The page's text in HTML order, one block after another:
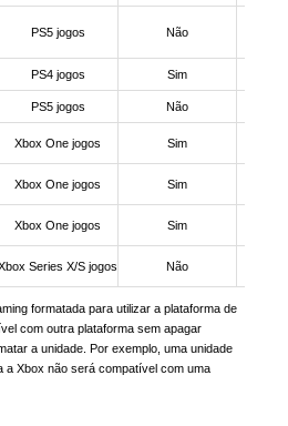
PS5 jogos Não
PS4 jogos Sim
PS5 jogos Não
Xbox One jogos Sim
Xbox One jogos Sim
Xbox One jogos Sim
Series X/S jogos Não
formatada para utilizar a plataforma de
com outra plataforma sem apagar
a unidade. Por exemplo, uma unidade
a Xbox não será compatível com uma